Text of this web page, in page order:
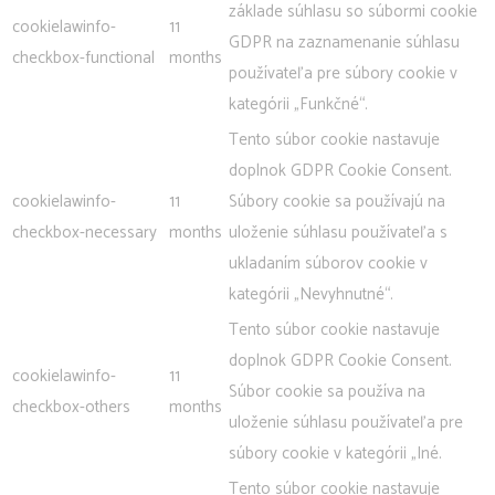
cookielawinfo-
checkbox-functional
11
months
základe súhlasu so súbormi cookie
GDPR na zaznamenanie súhlasu
používateľa pre súbory cookie v
kategórii „Funkčné“.
cookielawinfo-
checkbox-necessary
11
months
Tento súbor cookie nastavuje
doplnok GDPR Cookie Consent.
Súbory cookie sa používajú na
uloženie súhlasu používateľa s
ukladaním súborov cookie v
kategórii „Nevyhnutné“.
cookielawinfo-
checkbox-others
11
months
Tento súbor cookie nastavuje
doplnok GDPR Cookie Consent.
Súbor cookie sa používa na
uloženie súhlasu používateľa pre
súbory cookie v kategórii „Iné.
Tento súbor cookie nastavuje